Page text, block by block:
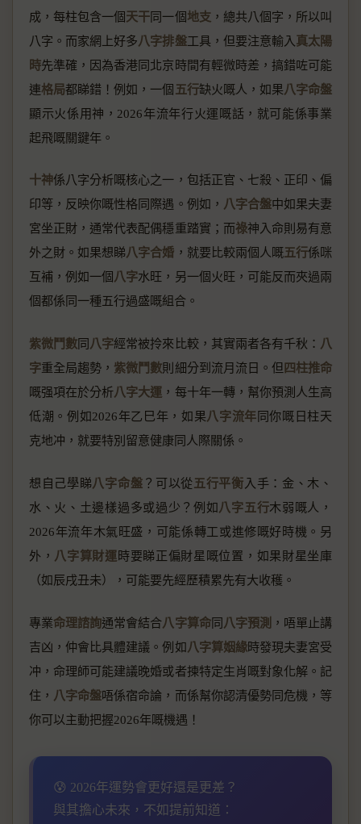
成，每柱包含一個天干同一個地支，總共八個字，所以叫
八字。而家網上好多八字排盤工具，但要注意輸入 真太陽
時先準確，因為香港同北京時間有輕微時差，搞錯咗可能
連格局都睇錯！例如，一個 五行缺火嘅人，如果八字命盤
顯示火係用神，2026年流年行火運嘅話，就可能係事業
起飛嘅關鍵年。
十神係八字分析嘅核心之一，包括正官、七殺、正印、偏
印等，反映你嘅性格同際遇。例如， 八字合盤中如果夫妻
宮坐正財，通常代表配偶穩重踏實；而祿神入命則易有意
外之財。如果想睇八字合婚 ，就要比較兩個人嘅五行係咪
互補，例如一個 八字水旺，另一個火旺，可能反而夾過兩
個都係同一種五行過盛嘅組合。
紫微鬥數同 八字經常被拎來比較，其實兩者各有千秋： 八
字重全局趨勢， 紫微鬥數則細分到流月流日。但 四柱推命
嘅强項在於分析八字大運 ，每十年一轉，幫你預測人生高
低潮。例如2026年乙巳年，如果八字流年同你嘅日柱天
克地冲，就要特別留意健康同人際關係。
想自己學睇八字命盤 ？可以從五行平衡 入手：金、木、
水、火、土邊樣過多或過少？例如八字五行木弱嘅人，
2026年流年木氣旺盛，可能係轉工或進修嘅好時機。另
外， 八字算財運時要睇正偏財星嘅位置，如果財星坐庫
（如辰戌丑未），可能要先經歷積累先有大收穫。
專業命理諮詢通常會結合八字算命同 八字預測 ，唔單止講
吉凶，仲會比具體建議。例如八字算姻緣時發現夫妻宮受
冲，命理師可能建議晚婚或者揀特定生肖嘅對象化解。記
住， 八字命盤唔係宿命論，而係幫你認清優勢同危機，等
你可以主動把握2026年嘅機遇！
😰 2026年運勢會更好還是更差？
與其擔心未來，不如提前知道：